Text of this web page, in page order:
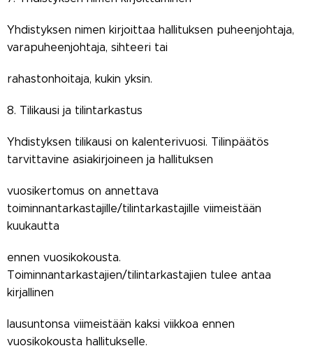
Yhdistyksen nimen kirjoittaa hallituksen puheenjohtaja,
varapuheenjohtaja, sihteeri tai
rahastonhoitaja, kukin yksin.
8. Tilikausi ja tilintarkastus
Yhdistyksen tilikausi on kalenterivuosi. Tilinpäätös
tarvittavine asiakirjoineen ja hallituksen
vuosikertomus on annettava
toiminnantarkastajille/tilintarkastajille viimeistään
kuukautta
ennen vuosikokousta.
Toiminnantarkastajien/tilintarkastajien tulee antaa
kirjallinen
lausuntonsa viimeistään kaksi viikkoa ennen
vuosikokousta hallitukselle.